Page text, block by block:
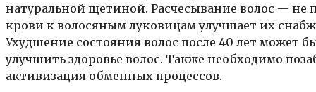
натуральной щетиной. Расчесывание волос — не
крови к волосяным луковицам улучшает их
Ухудшение состояния волос после 40 лет может
улучшить здоровье волос. Также необходимо
активизация обменных процессов.